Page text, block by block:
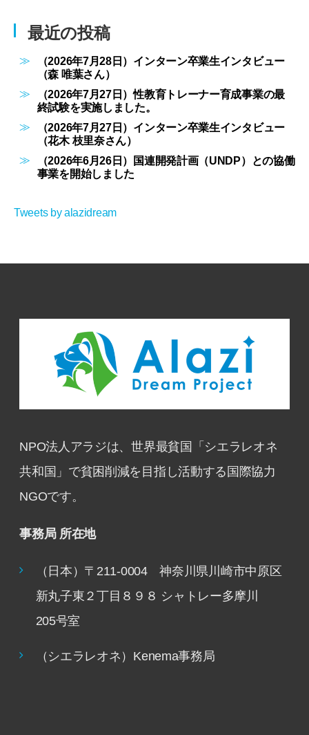
最近の投稿
（2026年7月28日）インターン卒業生インタビュー
（森 唯葉さん）
（2026年7月27日）性教育トレーナー育成事業の最
終試験を実施しました。
（2026年7月27日）インターン卒業生インタビュー
（花木 枝里奈さん）
（2026年6月26日）国連開発計画（UNDP）との協働
事業を開始しました
Tweets by alazidream
NPO法人アラジは、世界最貧国「シエラレオネ
共和国」で貧困削減を目指し活動する国際協力
NGOです。
事務局 所在地
（日本）〒211-0004 神奈川県川崎市中原区
新丸子東２丁目８９８ シャトレー多摩川
205号室
（シエラレオネ）Kenema事務局